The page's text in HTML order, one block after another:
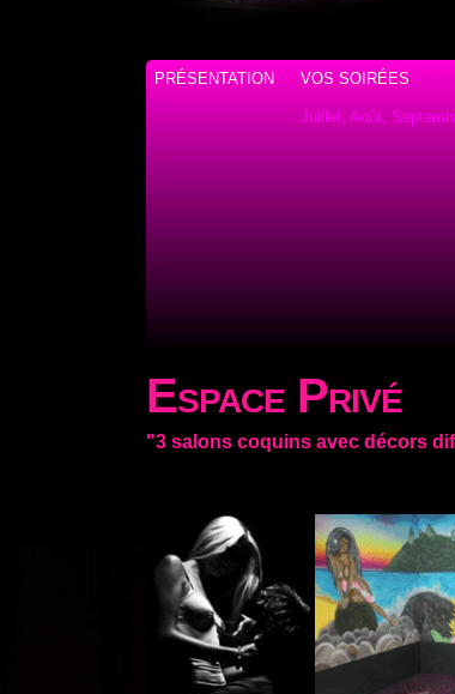
PRÉSENTATION VOS SOIRÉES
Juillet, Août,
Espace Privé
"3 salons coquins avec décors